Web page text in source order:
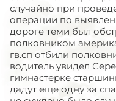
случайно при
операции по
дороге теми был
полковником
гв.сп отбили
водитель увидел
гимнастерке
дадут еще одну за